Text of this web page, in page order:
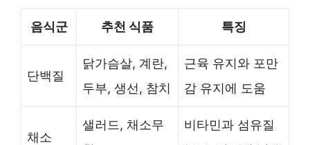
음식군 추천 식품 특징
단백질
닭가슴살, 계란,
두부, 생선, 참치
근육 유지와 포만
감 유지에 도움
채소
샐러드, 채소무
비타민과 섬유질